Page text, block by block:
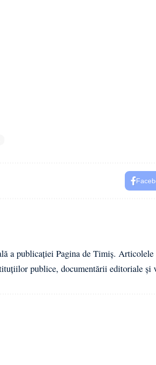
a publicației Pagina de Timiș. Articolele
publice, documentării editoriale și